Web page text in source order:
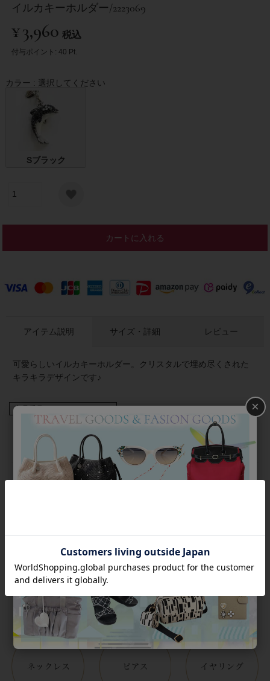
イルカキーホルダー/2223069
¥3,960 税込
付与ポイント: 40 Pt.
カラー 選択してください
Sブラック
カートに入れる
アイテム説明
可愛らしいイルカキーホルダー。クリスタルで埋め尽くされた
キラキラデザインです♪
サイズ・詳細 レビュー
商品番号
Category
アイテムカテゴリー
×